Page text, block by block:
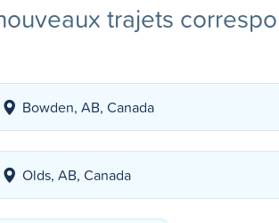
trajets